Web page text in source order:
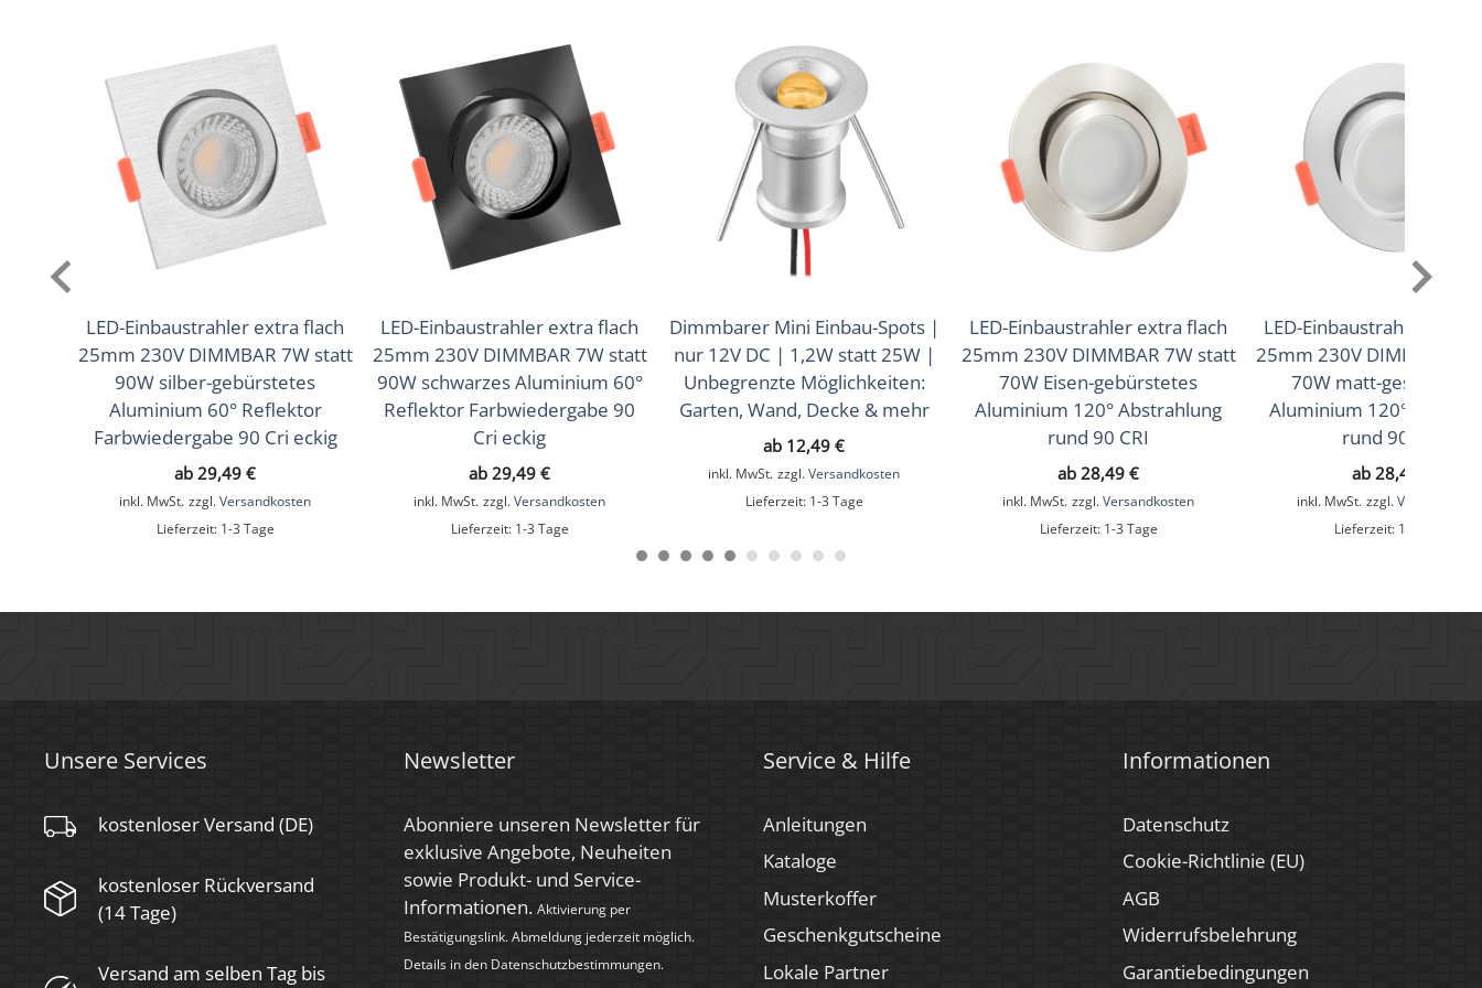
2700K (Warmweiß), 3000K (Warmweiß), 4000K (Neutralweiß)
Farbwiedergabe (CRI /
90
Schutzklasse (IP)
IP20
Mittlere Lebensdauer
35.000 Std.
Schwenkbar
Material
Aluminium
Sockel
GU10
Schaltzyklen
> 15.000
Zündzeit
< 0,5 Sek.
LED-Einbaustrahler extra flach
25mm 230V DIMMBAR 7W statt
90W silber-gebürstetes
Aluminium 60° Reflektor
Farbwiedergabe 90 Cri eckig
ab 29,49 €
inkl. MwSt. zzgl. Versandkosten
Lieferzeit: 1-3 Tage
LED-Einbaustrahler extra flach
25mm 230V DIMMBAR 7W statt
90W schwarzes Aluminium 60°
Reflektor Farbwiedergabe 90
Cri eckig
ab 29,49 €
inkl. MwSt. zzgl. Versandkosten
Lieferzeit: 1-3 Tage
Dimmbarer Mini Einbau-Spots |
nur 12V DC | 1,2W statt 25W |
Unbegrenzte Möglichkeiten:
Garten, Wand, Decke & mehr
ab 12,49 €
inkl. MwSt. zzgl. Versandkosten
Lieferzeit: 1-3 Tage
LED-Einbaustrahler extra flach
25mm 230V DIMMBAR 7W statt
70W Eisen-gebürstetes
Aluminium 120° Abstrahlung
rund 90 CRI
ab 28,49 €
inkl. MwSt. zzgl. Versandkosten
Lieferzeit: 1-3 Tage
LED-Einbaustrahler extra
25mm 230V DIMMBAR
70W matt-
Aluminium 120°
rund 90 CRI
ab 28,49
inkl. MwSt. zzgl.
Lieferzeit: 1-3 Tage
Unsere Services
kostenloser Versand (DE)
kostenloser Rückversand
(14 Tage)
Versand am selben Tag bis
Newsletter
Abonniere unseren Newsletter für
exklusive Angebote, Neuheiten
sowie Produkt- und Service-
Informationen. Aktivierung per
Bestätigungslink. Abmeldung jederzeit möglich.
Details in den Datenschutzbestimmungen.
Service & Hilfe
Anleitungen
Kataloge
Musterkoffer
Geschenkgutscheine
Lokale Partner
Informationen
Datenschutz
Cookie-Richtlinie (EU)
AGB
Widerrufsbelehrung
Garantiebedingungen